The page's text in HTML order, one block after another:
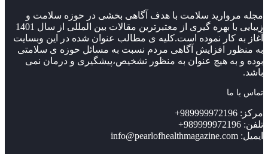
مجله مروارید سلامت با هدف آگاهی بخشی در حوزه سلامت و
زیبایی با بهره گیری از معتبرترین مقالات بین المللی از سال 1401
آغاز به کار نموده است.کلیه ی مطالب عنوان شده در این وبسایت
به منظور افزایش آگاهی مردم نسبت به مسائل حوزه ی سلامتی
بوده و به هیچ عنوان به منظور تشخیص،پیشگیری و درمان نمی
باشد.
تماس با ما
مرکز: 989999972196+
تلفن: 989999972196+
ایمیل: info@pearlofhealthmagazine.com